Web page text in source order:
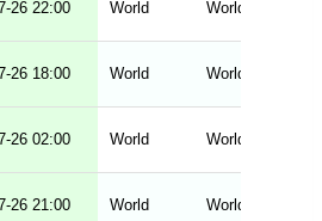
26 22:00 World World Cup -
26 18:00 World World Cup -
26 02:00 World World Cup -
26 21:00 World World Cup -